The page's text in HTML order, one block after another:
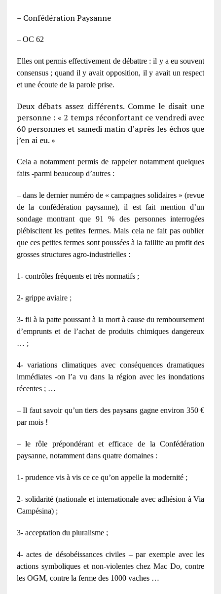
– Confédération Paysanne
– OC 62
Elles ont permis effectivement de débattre : il y a eu souvent
consensus ; quand il y avait opposition, il y avait un respect
et une écoute de la parole prise.
Deux débats assez différents. Comme le disait une
personne : « 2 temps réconfortant ce vendredi avec
60 personnes et samedi matin d’après les échos que
j’en ai eu. »
Cela a notamment permis de rappeler notamment quelques
faits -parmi beaucoup d’autres :
– dans le dernier numéro de « campagnes solidaires » (revue
de la confédération paysanne), il est fait mention d’un
sondage montrant que 91 % des personnes interrogées
plébiscitent les petites fermes. Mais cela ne fait pas oublier
que ces petites fermes sont poussées à la faillite au profit des
grosses structures agro-industrielles :
1- contrôles fréquents et très normatifs ;
2- grippe aviaire ;
3- fil à la patte poussant à la mort à cause du remboursement
d’emprunts et de l’achat de produits chimiques dangereux
… ;
4- variations climatiques avec conséquences dramatiques
immédiates -on l’a vu dans la région avec les inondations
récentes ; …
– Il faut savoir qu’un tiers des paysans gagne environ 350 €
par mois !
– le rôle prépondérant et efficace de la Confédération
paysanne, notamment dans quatre domaines :
1- prudence vis à vis ce ce qu’on appelle la modernité ;
2- solidarité (nationale et internationale avec adhésion à Via
Campésina) ;
3- acceptation du pluralisme ;
4- actes de désobéissances civiles – par exemple avec les
actions symboliques et non-violentes chez Mac Do, contre
les OGM, contre la ferme des 1000 vaches …